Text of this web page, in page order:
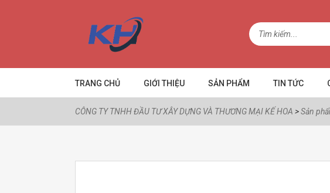
TRANG CHỦ GIỚI THIỆU SẢN PHẨM TIN TỨC
CÔNG TY TNHH ĐẦU TƯ XÂY DỰNG VÀ THƯƠNG MẠI KẾ HOA >Sản